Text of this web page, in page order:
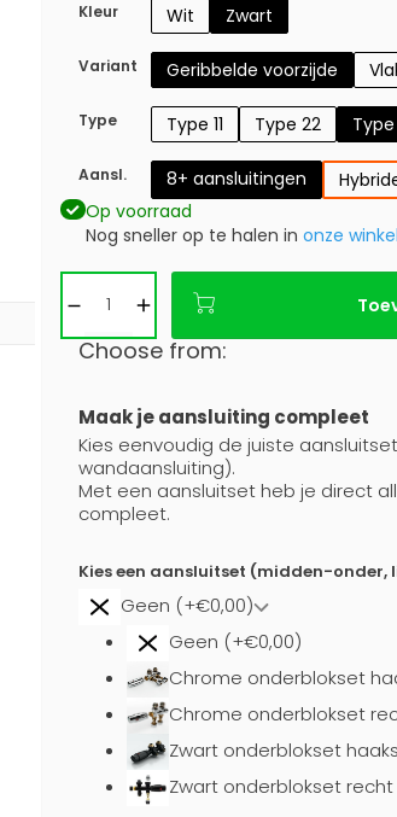
Kleur Wit Zwart
Variant Geribbelde voorzijde
Type Type 11 Type 22
Aansl. 8+ aansluitingen
Op voorraad
Nog sneller op te halen in onze winkel
Choose from:
Maak je aansluiting compleet
Kies eenvoudig de juiste
wandaansluiting).
Met een aansluitset heb je direct
compleet.
Kies een aansluitset (midden-
Geen (+€0,00)
Geen (+€0,00)
Chrome onderblokset
Chrome onderblokset
Zwart onderblokset
Zwart onderblokset